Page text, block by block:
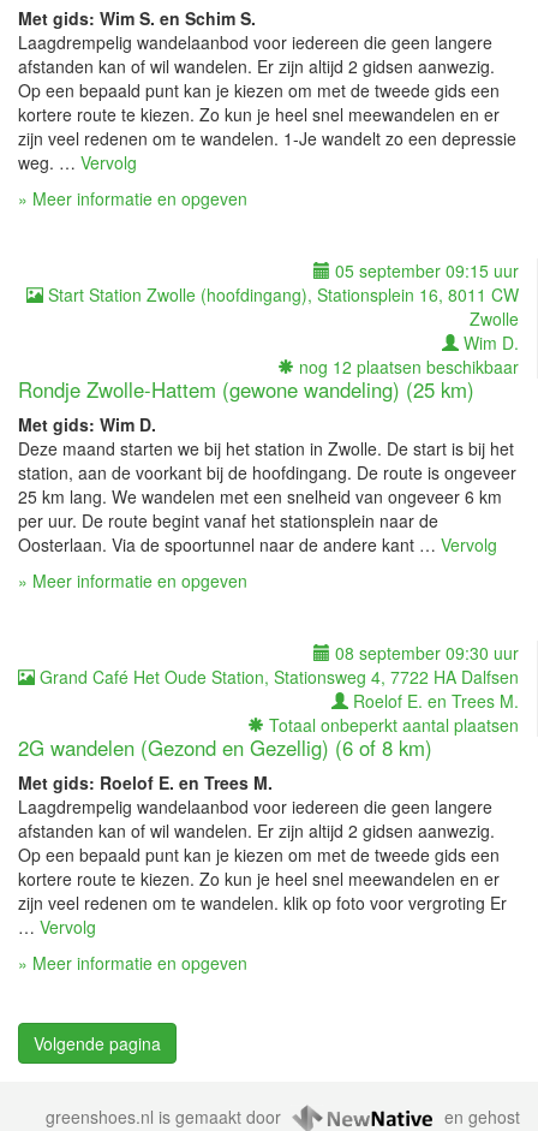
Met gids: Wim S. en Schim S.
Laagdrempelig wandelaanbod voor iedereen die geen langere
afstanden kan of wil wandelen. Er zijn altijd 2 gidsen aanwezig.
Op een bepaald punt kan je kiezen om met de tweede gids een
kortere route te kiezen. Zo kun je heel snel meewandelen en er
zijn veel redenen om te wandelen. 1-Je wandelt zo een depressie
weg. … Vervolg
» Meer informatie en opgeven
05 september 09:15 uur
Start Station Zwolle (hoofdingang), Stationsplein 16, 8011 CW
Zwolle
Wim D.
nog 12 plaatsen beschikbaar
Rondje Zwolle-Hattem (gewone wandeling) (25 km)
Met gids: Wim D.
Deze maand starten we bij het station in Zwolle. De start is bij het
station, aan de voorkant bij de hoofdingang. De route is ongeveer
25 km lang. We wandelen met een snelheid van ongeveer 6 km
per uur. De route begint vanaf het stationsplein naar de
Oosterlaan. Via de spoortunnel naar de andere kant … Vervolg
» Meer informatie en opgeven
08 september 09:30 uur
Grand Café Het Oude Station, Stationsweg 4, 7722 HA Dalfsen
Roelof E. en Trees M.
Totaal onbeperkt aantal plaatsen
2G wandelen (Gezond en Gezellig) (6 of 8 km)
Met gids: Roelof E. en Trees M.
Laagdrempelig wandelaanbod voor iedereen die geen langere
afstanden kan of wil wandelen. Er zijn altijd 2 gidsen aanwezig.
Op een bepaald punt kan je kiezen om met de tweede gids een
kortere route te kiezen. Zo kun je heel snel meewandelen en er
zijn veel redenen om te wandelen. klik op foto voor vergroting Er
… Vervolg
» Meer informatie en opgeven
Berichtennavigatie
Volgende pagina
greenshoes.nl is gemaakt door en gehost